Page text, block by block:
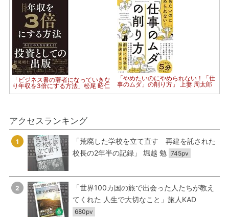
「ビジネス書の著者になっていきな
り年収を3倍にする方法」松尾 昭仁
「やめたいのにやめられない！「仕
事のムダ」の削り方」 上妻 周太郎
アクセスランキング
1
「荒廃した学校を立て直す 再建を託された
校長の2年半の記録」 堀越 勉 745pv
2
「世界100カ国の旅で出会った人たちが教え
てくれた 人生で大切なこと」旅人KAD
680pv